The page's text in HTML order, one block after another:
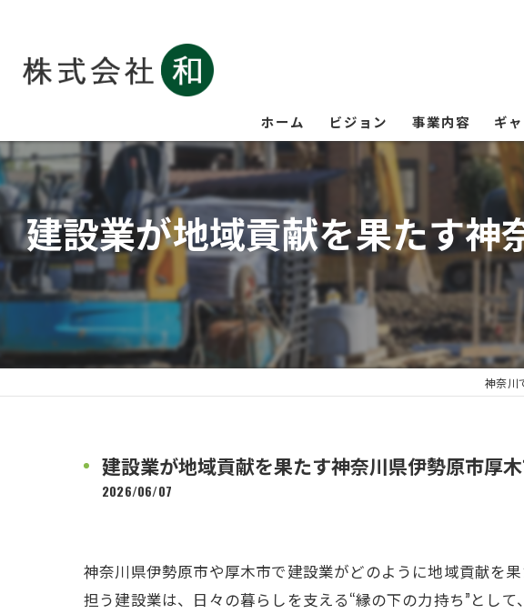
ホーム ビジョン 事業内容 ギ
建設業が地域貢献を果たす神
神奈川
建設業が地域貢献を果たす神奈川県伊勢原市厚
2026/06/07
神奈川県伊勢原市や厚木市で建設業がどのように地域貢献
担う建設業は、日々の暮らしを支える“縁の下の力持ち”とし